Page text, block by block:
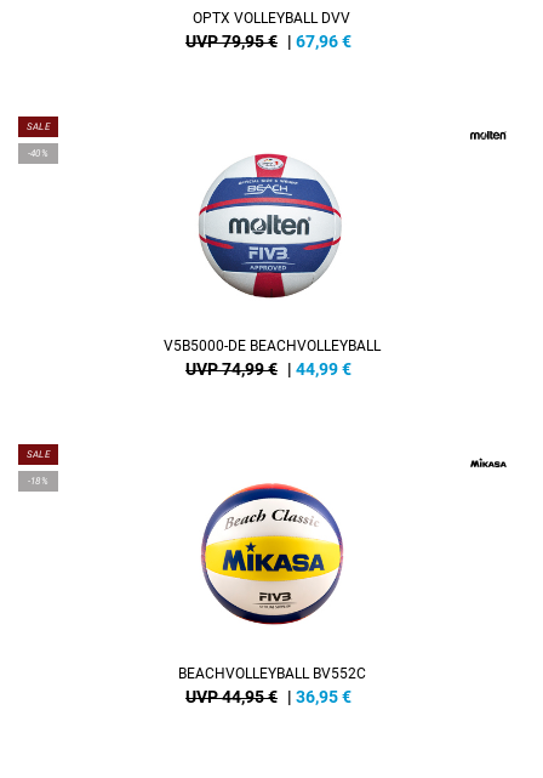
OPTX VOLLEYBALL DVV
UVP 79,95 € | 67,96€
SALE
-40%
V5B5000-DE BEACHVOLLEYBALL
UVP 74,99 € | 44,99€
SALE
-18%
BEACHVOLLEYBALL BV552C
UVP 44,95 € | 36,95€